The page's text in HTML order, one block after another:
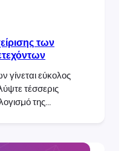
των
γίνεται εύκολος
τέσσερις
της